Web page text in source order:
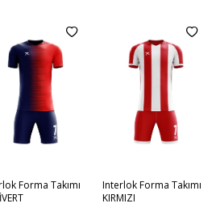
Forma Takımı
Interlok Forma Takımı
KIRMIZI